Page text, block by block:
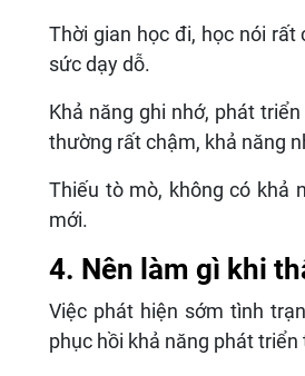
Thời gian học đi, học nói
sức dạy dỗ.
Khả năng ghi nhớ, phát
thường rất chậm, khả năng
Thiếu tò mò, không có khả
mới.
4. Nên làm gì khi
Việc phát hiện sớm tình
phục hồi khả năng phát